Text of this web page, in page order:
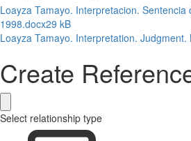
Loayza Tamayo. Interpretacion. Sentencia
1998.docx29 kB
Loayza Tamayo. Interpretation.
Create
Select relationship type